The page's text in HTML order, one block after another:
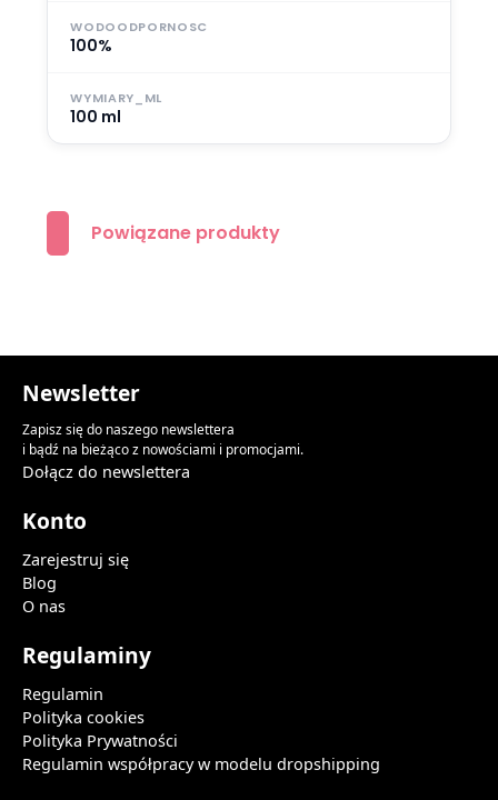
WODOODPORNOSC
100%
WYMIARY_ML
100 ml
Powiązane produkty
Newsletter
Zapisz się do naszego newslettera
i bądź na bieżąco z nowościami i promocjami.
Dołącz do newslettera
Konto
Zarejestruj się
Blog
O nas
Regulaminy
Regulamin
Polityka cookies
Polityka Prywatności
Regulamin współpracy w modelu dropshipping